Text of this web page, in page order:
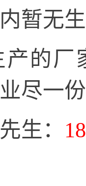
暂无
的厂
尽一
生：